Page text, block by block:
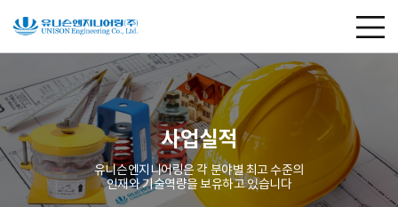
사업실적
유니슨엔지니어링은 각 분야별 최고 수준의
인재와 기술역량을 보유하고 있습니다